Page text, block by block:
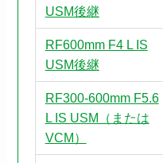
USM後継
RF600mm F4 L IS
USM後継
RF300-600mm F5.6
L IS USM（または
VCM）